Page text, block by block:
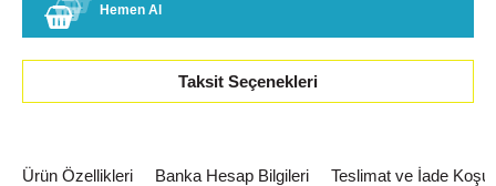
Hemen Al
Taksit Seçenekleri
Ürün Özellikleri Banka Hesap Bilgileri Teslimat ve İade